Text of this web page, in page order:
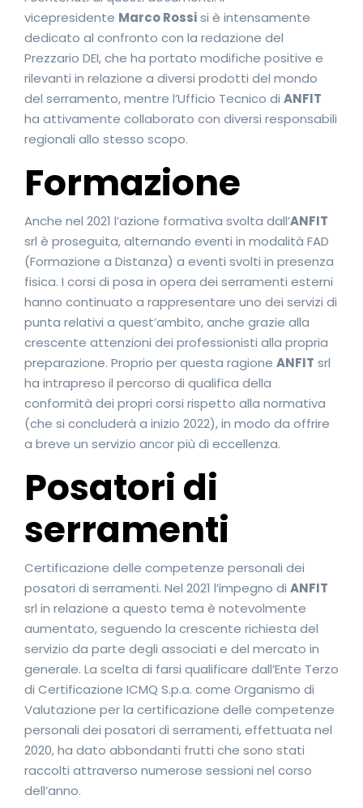
vicepresidente Marco Rossisi è intensamente
dedicato al confronto con la redazione del
Prezzario DEI, che ha portato modifiche positive e
rilevanti in relazione a diversi prodotti del mondo
del serramento, mentre l’Ufficio Tecnico di ANFIT
ha attivamente collaborato con diversi responsabili
regionali allo stesso scopo.
Formazione
Anche nel 2021 l’azione formativa svolta dall’ANFIT
srl è proseguita, alternando eventi in modalità FAD
(Formazione a Distanza) a eventi svolti in presenza
fisica. I corsi di posa in opera dei serramenti esterni
hanno continuato a rappresentare uno dei servizi di
punta relativi a quest’ambito, anche grazie alla
crescente attenzioni dei professionisti alla propria
preparazione. Proprio per questa ragione ANFIT srl
ha intrapreso il percorso di qualifica della
conformità dei propri corsi rispetto alla normativa
(che si concluderà a inizio 2022), in modo da offrire
a breve un servizio ancor più di eccellenza.
Posatori di
serramenti
Certificazione delle competenze personali dei
posatori di serramenti. Nel 2021 l’impegno di ANFIT
srl in relazione a questo tema è notevolmente
aumentato, seguendo la crescente richiesta del
servizio da parte degli associati e del mercato in
generale. La scelta di farsi qualificare dall’Ente Terzo
di Certificazione ICMQ S.p.a. come Organismo di
Valutazione per la certificazione delle competenze
personali dei posatori di serramenti, effettuata nel
2020, ha dato abbondanti frutti che sono stati
raccolti attraverso numerose sessioni nel corso
dell’anno.